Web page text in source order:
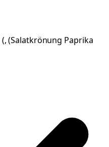
(, (Salatkrönung Paprika